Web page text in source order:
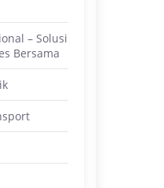
– Solusi
Bersama